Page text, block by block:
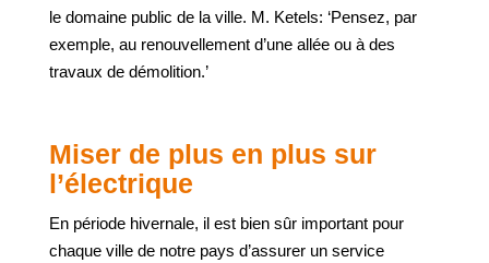
le domaine public de la ville. M. Ketels: ‘Pensez, par
exemple, au renouvellement d’une allée ou à des
travaux de démolition.’
Miser de plus en plus sur
l’électrique
En période hivernale, il est bien sûr important pour
chaque ville de notre pays d’assurer un service